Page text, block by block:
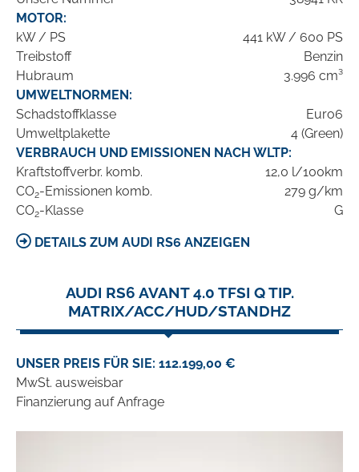
MOTOR:
kW / PS
441 kW / 600 PS
Treibstoff
Benzin
Hubraum
3.996 cm³
UMWELTNORMEN:
Schadstoffklasse
Euro6
Umweltplakette
4 (Green)
VERBRAUCH UND EMISSIONEN NACH WLTP:
Kraftstoffverbr. komb.
12,0 l/100km
CO2-Emissionen komb.
279 g/km
CO2-Klasse G
DETAILS ZUM AUDI RS6 ANZEIGEN
AUDI RS6 AVANT 4.0 TFSI Q TIP.
MATRIX/ACC/HUD/STANDHZ
UNSER PREIS FÜR SIE: 112.199,00 €
MwSt. ausweisbar
Finanzierung auf Anfrage